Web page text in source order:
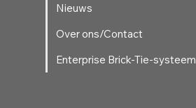
Nieuws
Over ons/Contact
Enterprise Brick-Tie-systeem